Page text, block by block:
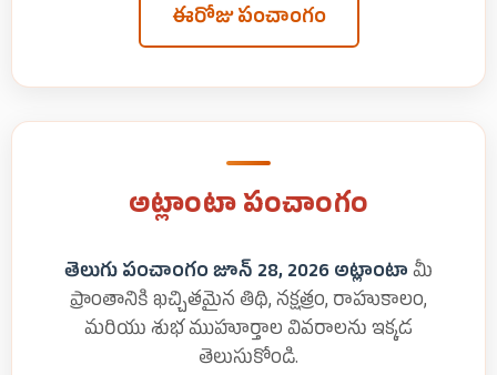
ఈరోజు పంచాంగం
అట్లాంటా పంచాంగం
తెలుగు పంచాంగం జూన్ 28, 2026 అట్లాంటా మీ
ప్రాంతానికి ఖచ్చితమైన తిథి, నక్షత్రం, రాహుకాలం,
మరియు శుభ ముహూర్తాల వివరాలను ఇక్కడ
తెలుసుకోండి.